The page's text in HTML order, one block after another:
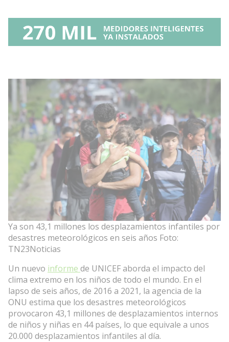
Ya son 43,1 millones los desplazamientos infantiles por
desastres meteorológicos en seis años Foto:
TN23Noticias
Un nuevo informe de UNICEF aborda el impacto del
clima extremo en los niños de todo el mundo. En el
lapso de seis años, de 2016 a 2021, la agencia de la
ONU estima que los desastres meteorológicos
provocaron 43,1 millones de desplazamientos internos
de niños y niñas en 44 países, lo que equivale a unos
20.000 desplazamientos infantiles al día.